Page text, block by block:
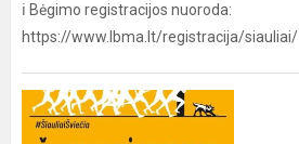
ℹ️ Bėgimo registracijos nuoroda:
https://www.lbma.lt/registracija/siauliai/